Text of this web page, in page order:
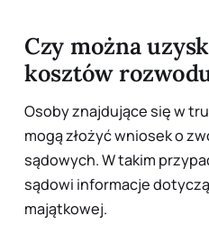
Czy można
kosztów
Osoby znajdujące się w
mogą złożyć wniosek o
sądowych. W takim
sądowi informacje
majątkowej.